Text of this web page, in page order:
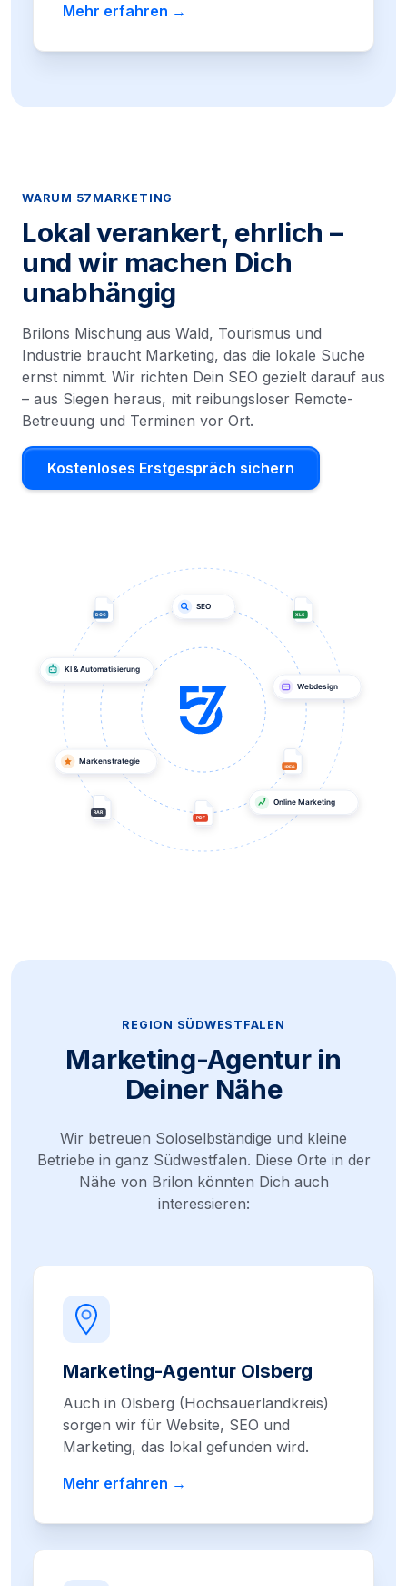
Mehr erfahren →
WARUM 57MARKETING
Lokal verankert, ehrlich –
und wir machen Dich
unabhängig
Brilons Mischung aus Wald, Tourismus und
Industrie braucht Marketing, das die lokale Suche
ernst nimmt. Wir richten Dein SEO gezielt darauf aus
– aus Siegen heraus, mit reibungsloser Remote-
Betreuung und Terminen vor Ort.
Kostenloses Erstgespräch sichern
REGION SÜDWESTFALEN
Marketing-Agentur in
Deiner Nähe
Wir betreuen Soloselbständige und kleine
Betriebe in ganz Südwestfalen. Diese Orte in der
Nähe von Brilon könnten Dich auch
interessieren:
Marketing-Agentur Olsberg
Auch in Olsberg (Hochsauerlandkreis)
sorgen wir für Website, SEO und
Marketing, das lokal gefunden wird.
Mehr erfahren →